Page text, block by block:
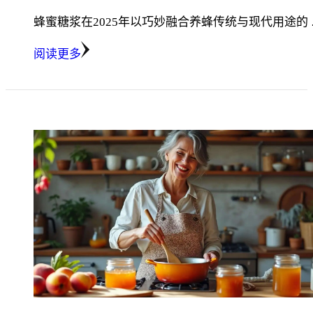
蜂蜜糖浆在2025年以巧妙融合养蜂传统与现代用途
阅读更多